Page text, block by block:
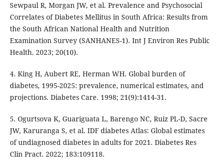
Sewpaul R, Morgan JW, et al. Prevalence and Psychosocial
Correlates of Diabetes Mellitus in South Africa: Results from
the South African National Health and Nutrition
Examination Survey (SANHANES-1). Int J Environ Res Public
Health. 2023; 20(10).
4. King H, Aubert RE, Herman WH. Global burden of
diabetes, 1995-2025: prevalence, numerical estimates, and
projections. Diabetes Care. 1998; 21(9):1414-31.
5. Ogurtsova K, Guariguata L, Barengo NC, Ruiz PL-D, Sacre
JW, Karuranga S, et al. IDF diabetes Atlas: Global estimates
of undiagnosed diabetes in adults for 2021. Diabetes Res
Clin Pract. 2022; 183:109118.